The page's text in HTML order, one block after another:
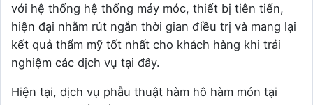
với hệ thống hệ thống máy móc, thiết bị tiên tiến,
hiện đại nhằm rút ngắn thời gian điều trị và mang lại
kết quả thẩm mỹ tốt nhất cho khách hàng khi trải
nghiệm các dịch vụ tại đây.
Hiện tại, dịch vụ phẫu thuật hàm hô hàm món tại